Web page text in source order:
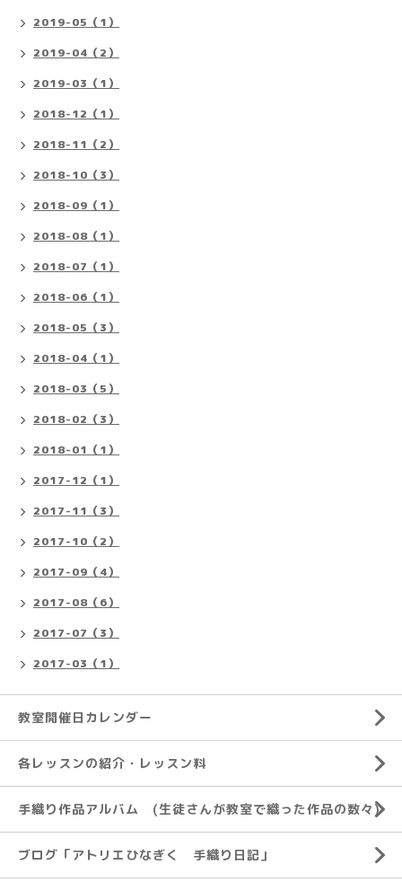
2019-05（1）
2019-04（2）
2019-03（1）
2018-12（1）
2018-11（2）
2018-10（3）
2018-09（1）
2018-08（1）
2018-07（1）
2018-06（1）
2018-05（3）
2018-04（1）
2018-03（5）
2018-02（3）
2018-01（1）
2017-12（1）
2017-11（3）
2017-10（2）
2017-09（4）
2017-08（6）
2017-07（3）
2017-03（1）
教室開催日カレンダー
各レッスンの紹介・レッスン料
手織り作品アルバム (生徒さんが教室で織った作品の数々)
ブログ「アトリエひなぎく 手織り日記」